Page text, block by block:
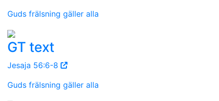
Guds frälsning gäller alla
GT text
Jesaja 56:6-8
Guds frälsning gäller alla